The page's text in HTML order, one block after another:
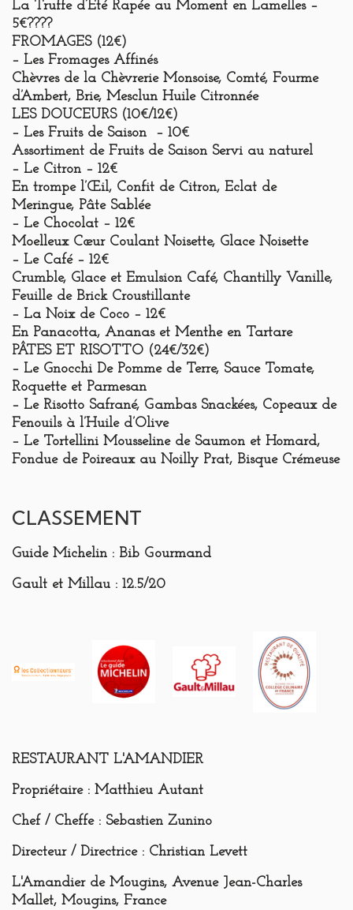
La Truffe d’Eté Rapée au Moment en Lamelles –
5€????
FROMAGES(12€)
– Les Fromages Affinés
Chèvres de la Chèvrerie Monsoise, Comté, Fourme
d’Ambert, Brie, Mesclun Huile Citronnée
LES DOUCEURS(10€/12€)
– Les Fruits de Saison – 10€
Assortiment de Fruits de Saison Servi au naturel
– Le Citron – 12€
En trompe l’Œil, Confit de Citron, Eclat de
Meringue, Pâte Sablée
– Le Chocolat – 12€
Moelleux Cœur Coulant Noisette, Glace Noisette
– Le Café – 12€
Crumble, Glace et Emulsion Café, Chantilly Vanille,
Feuille de Brick Croustillante
– La Noix de Coco – 12€
En Panacotta, Ananas et Menthe en Tartare
PÂTESET RISOTTO (24€/32€)
– Le Gnocchi De Pomme de Terre, Sauce Tomate,
Roquette et Parmesan
– Le Risotto Safrané, Gambas Snackées, Copeaux de
Fenouils à l’Huile d’Olive
– Le Tortellini Mousseline de Saumon et Homard,
Fondue de Poireaux au Noilly Prat, Bisque Crémeuse
CLASSEMENT
Guide Michelin : Bib Gourmand
Gault et Millau : 12.5/20
RESTAURANT L'AMANDIER
Propriétaire: Matthieu Autant
Chef / Cheffe: Sebastien Zunino
Directeur / Directrice: Christian Levett
L'Amandier de Mougins, Avenue Jean-Charles
Mallet, Mougins, France